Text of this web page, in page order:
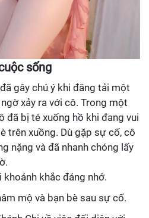
sống
gây chú ý khi đăng tải một
xảy ra với cô. Trong một
đã bị té xuống hồ khi đang vui
trên xuồng. Dù gặp sự cố, cô
nặng và đã nhanh chóng lấy
khoảnh khắc đáng nhớ.
mộ và bạn bè sau sự cố.